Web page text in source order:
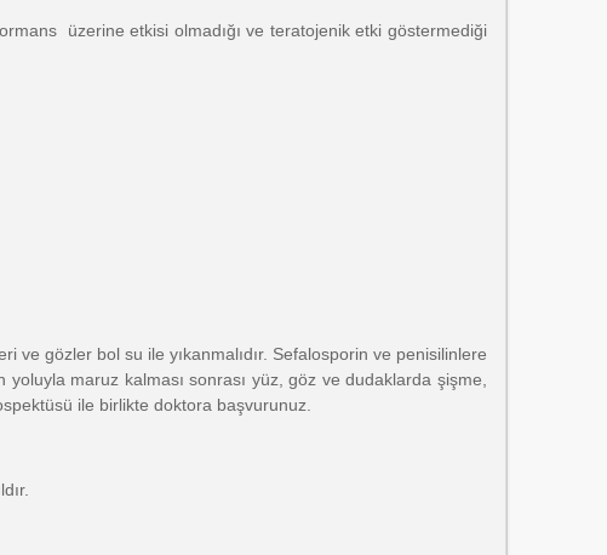
üzerine etkisi olmadığı ve teratojenik etki göstermediği
ve gözler bol su ile yıkanmalıdır. Sefalosporin ve penisilinlere
maruz kalması sonrası yüz, göz ve dudaklarda şişme,
ile birlikte doktora başvurunuz.